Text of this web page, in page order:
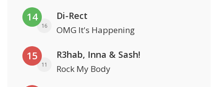
14
16
Di-Rect
OMG It's Happening
15
11
R3hab, Inna & Sash!
Rock My Body